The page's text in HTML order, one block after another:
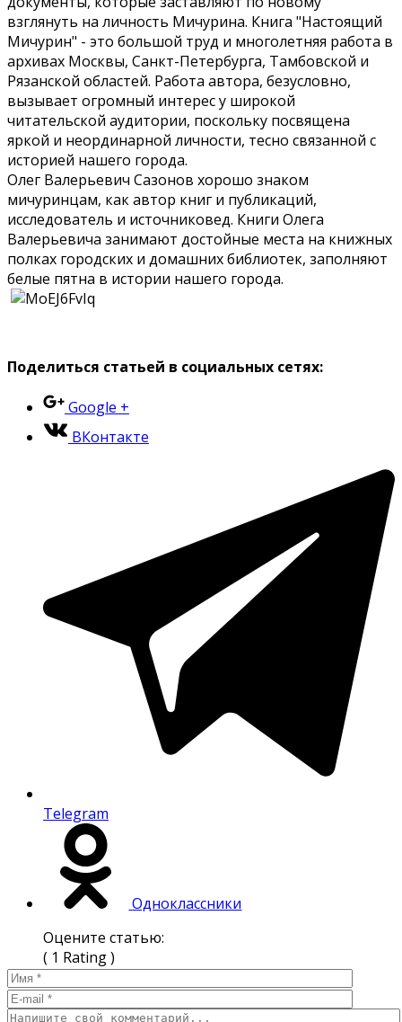
взглянуть на личность Мичурина. Книга "Настоящий
Мичурин" - это большой труд и многолетняя работа в
архивах Москвы, Санкт-Петербурга, Тамбовской и
Рязанской областей. Работа автора, безусловно,
вызывает огромный интерес у широкой
читательской аудитории, поскольку посвящена
яркой и неординарной личности, тесно связанной с
историей нашего города.
Олег Валерьевич Сазонов хорошо знаком
мичуринцам, как автор книг и публикаций,
исследователь и источниковед. Книги Олега
Валерьевича занимают достойные места на книжных
полках городских и домашних библиотек, заполняют
белые пятна в истории нашего города.
Поделиться статьей в социальных сетях:
Google +
ВКонтакте
Telegram
Одноклассники
Оцените статью:
( 1 Rating )